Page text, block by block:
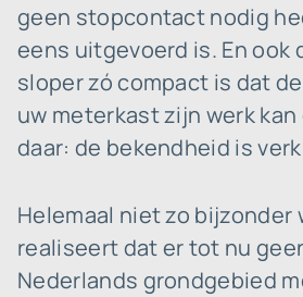
geen stopcontact nodig
eens uitgevoerd is. En ook
sloper zó compact is dat
uw meterkast zijn werk kan
daar: de bekendheid is
Helemaal niet zo bijzonder
realiseert dat er tot nu
Nederlands grondgebied